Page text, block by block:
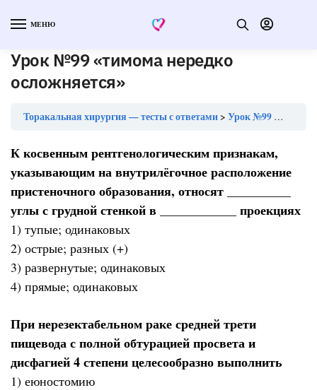
МЕНЮ
Урок №99 «тимома нередко
осложняется»
Торакальная хирургия — тесты с ответами Урок №99 «тимома нередко осложняется»
К косвенным рентгенологическим признакам,
указывающим на внутрилёгочное расположение
пристеночного образования, относят __________
углы с грудной стенкой в ____________ проекциях
1) тупые; одинаковых
2) острые; разных (+)
3) развернутые; одинаковых
4) прямые; одинаковых
При нерезектабельном раке средней трети
пищевода с полной обтурацией просвета и
дисфагией 4 степени целесообразно выполнить
1) еюностомию